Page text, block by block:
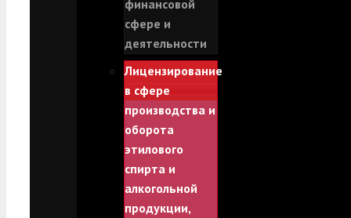
финансовой
сфере и
деятельности
Лицензирование
в сфере
производства и
оборота
этилового
спирта и
алкогольной
продукции,